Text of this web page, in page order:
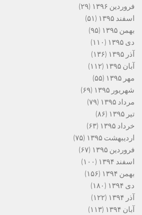
فروردین ۱۳۹۶
(۲۹)
اسفند ۱۳۹۵
(۵۱)
بهمن ۱۳۹۵
(۹۵)
دی ۱۳۹۵
(۱۱۰)
آذر ۱۳۹۵
(۱۳۶)
آبان ۱۳۹۵
(۱۱۲)
مهر ۱۳۹۵
(۵۵)
شهریور ۱۳۹۵
(۶۹)
مرداد ۱۳۹۵
(۷۹)
تیر ۱۳۹۵
(۸۶)
خرداد ۱۳۹۵
(۶۳)
اردیبهشت ۱۳۹۵
(۷۵)
فروردین ۱۳۹۵
(۶۷)
اسفند ۱۳۹۴
(۱۰۰)
بهمن ۱۳۹۴
(۱۵۶)
دی ۱۳۹۴
(۱۸۰)
آذر ۱۳۹۴
(۱۲۲)
آبان ۱۳۹۴
(۱۱۳)